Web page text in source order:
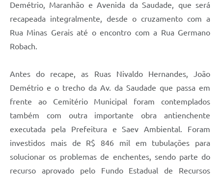
Demétrio, Maranhão e Avenida da Saudade, que será
recapeada integralmente, desde o cruzamento com a
Rua Minas Gerais até o encontro com a Rua Germano
Robach.
Antes do recape, as Ruas Nivaldo Hernandes, João
Demétrio e o trecho da Av. da Saudade que passa em
frente ao Cemitério Municipal foram contemplados
também com outra importante obra antienchente
executada pela Prefeitura e Saev Ambiental. Foram
investidos mais de R$ 846 mil em tubulações para
solucionar os problemas de enchentes, sendo parte do
recurso aprovado pelo Fundo Estadual de Recursos